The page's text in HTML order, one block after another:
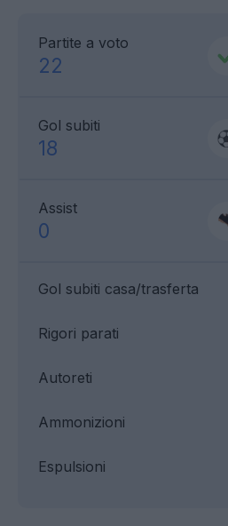
Partite a voto
22
Gol subiti
18
Assist
0
Gol subiti casa/trasferta
Ammonizioni
Rigori parati
Espulsioni
Autoreti